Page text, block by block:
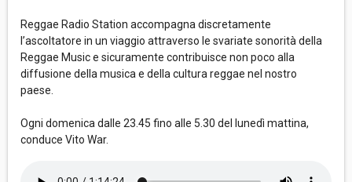
Reggae Radio Station accompagna discretamente
l’ascoltatore in un viaggio attraverso le svariate sonorità della
Reggae Music e sicuramente contribuisce non poco alla
diffusione della musica e della cultura reggae nel nostro
paese.
Ogni domenica dalle 23.45 fino alle 5.30 del lunedì mattina,
conduce Vito War.